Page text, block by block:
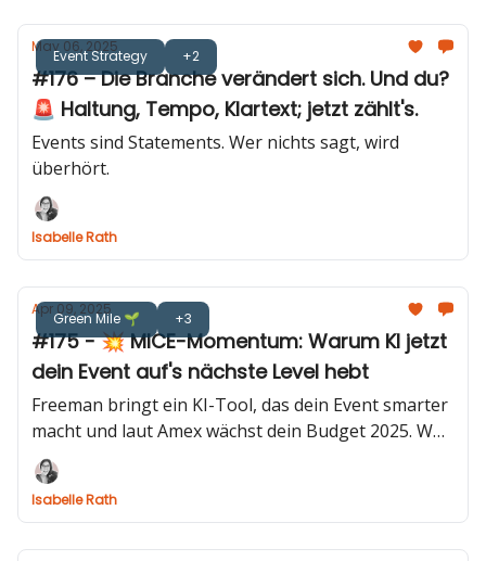
Event Strategy +2
May 06, 2025
#176 – Die Branche verändert sich. Und du?
🚨 Haltung, Tempo, Klartext; jetzt zählt's.
Events sind Statements. Wer nichts sagt, wird
überhört.
Isabelle Rath
Green Mile 🌱 +3
Apr 09, 2025
#175 - 💥 MICE-Momentum: Warum KI jetzt
dein Event auf's nächste Level hebt
Freeman bringt ein KI-Tool, das dein Event smarter
macht und laut Amex wächst dein Budget 2025. Was
du jetzt wissen musst.
Isabelle Rath